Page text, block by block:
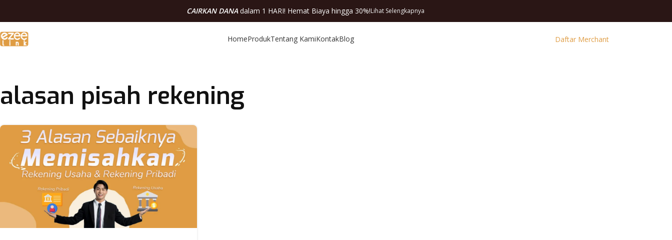
CAIRKAN DANAdalam 1 HARI! Hemat Biaya hingga 30%!Lihat Selengkapnya
HomeProdukTentang KamiKontakBlog Daftar Merchant
alasan pisah rekening